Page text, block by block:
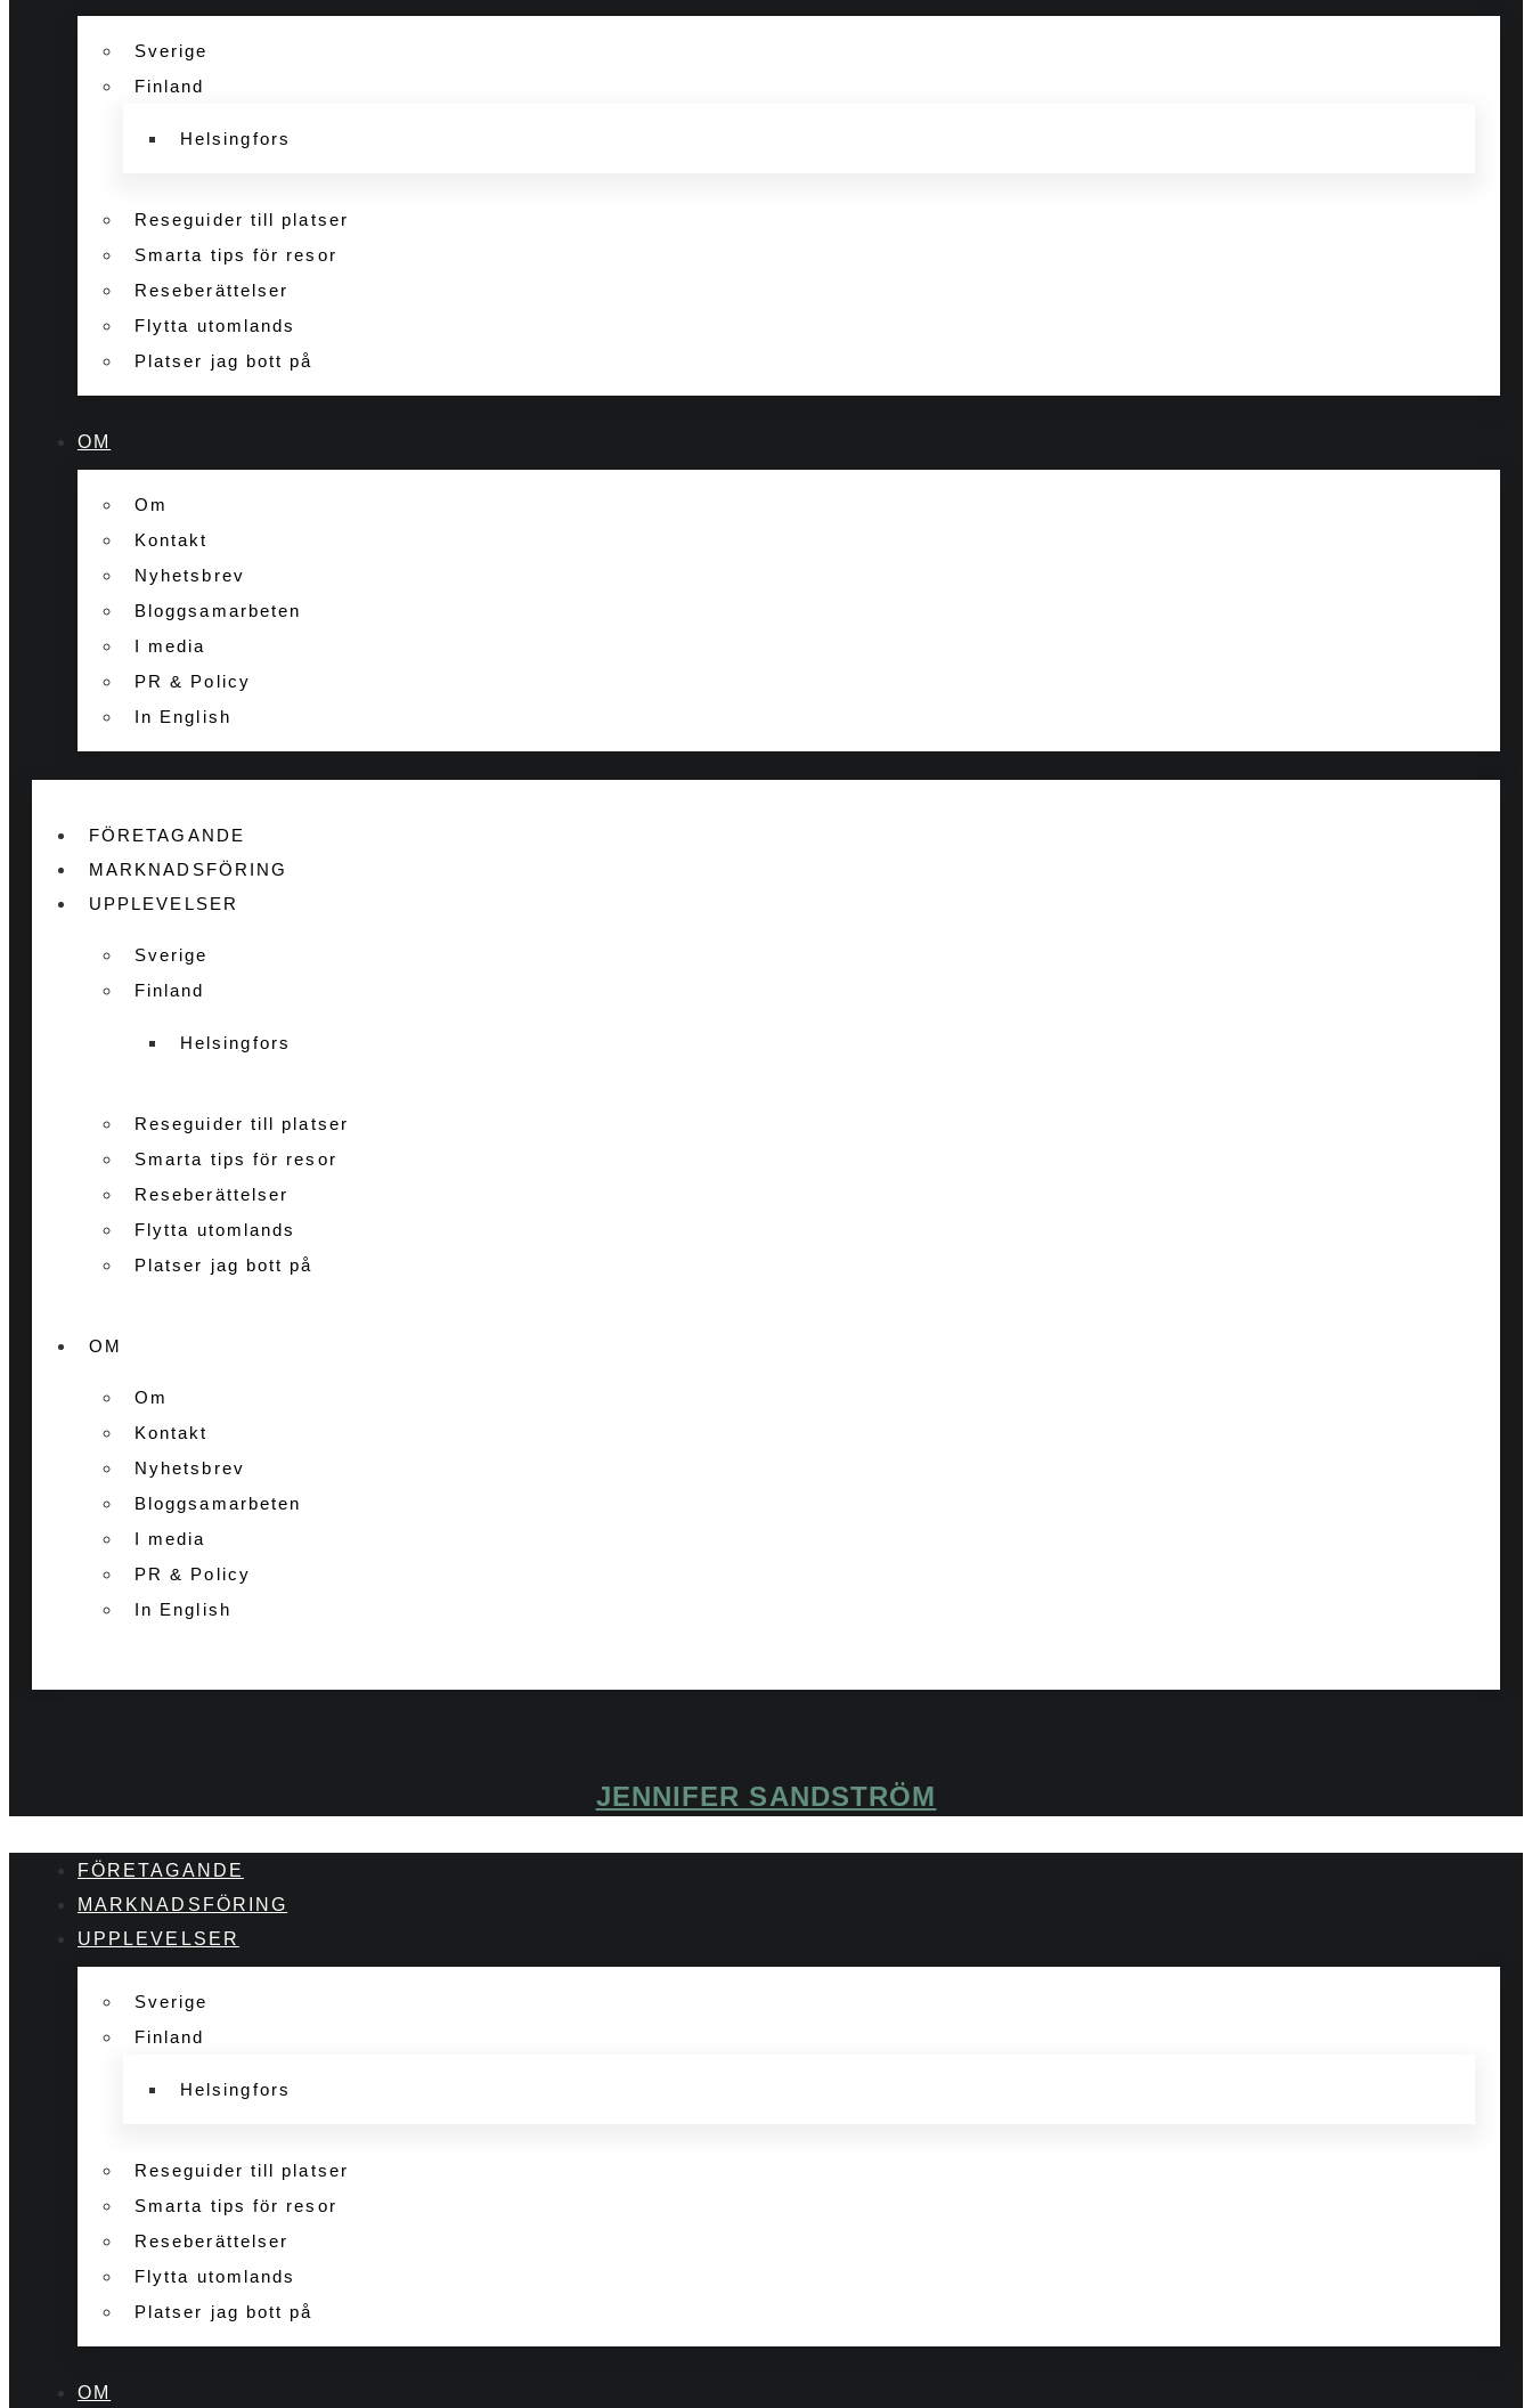
Sverige
Finland
Helsingfors
Reseguider till platser
Smarta tips för resor
Reseberättelser
Flytta utomlands
Platser jag bott på
OM
Om
Kontakt
Nyhetsbrev
Bloggsamarbeten
I media
PR & Policy
In English
FÖRETAGANDE
MARKNADSFÖRING
UPPLEVELSER
Sverige
Finland
Helsingfors
Reseguider till platser
Smarta tips för resor
Reseberättelser
Flytta utomlands
Platser jag bott på
OM
Om
Kontakt
Nyhetsbrev
Bloggsamarbeten
I media
PR & Policy
In English
JENNIFER SANDSTRÖM
FÖRETAGANDE
MARKNADSFÖRING
UPPLEVELSER
Sverige
Finland
Helsingfors
Reseguider till platser
Smarta tips för resor
Reseberättelser
Flytta utomlands
Platser jag bott på
OM